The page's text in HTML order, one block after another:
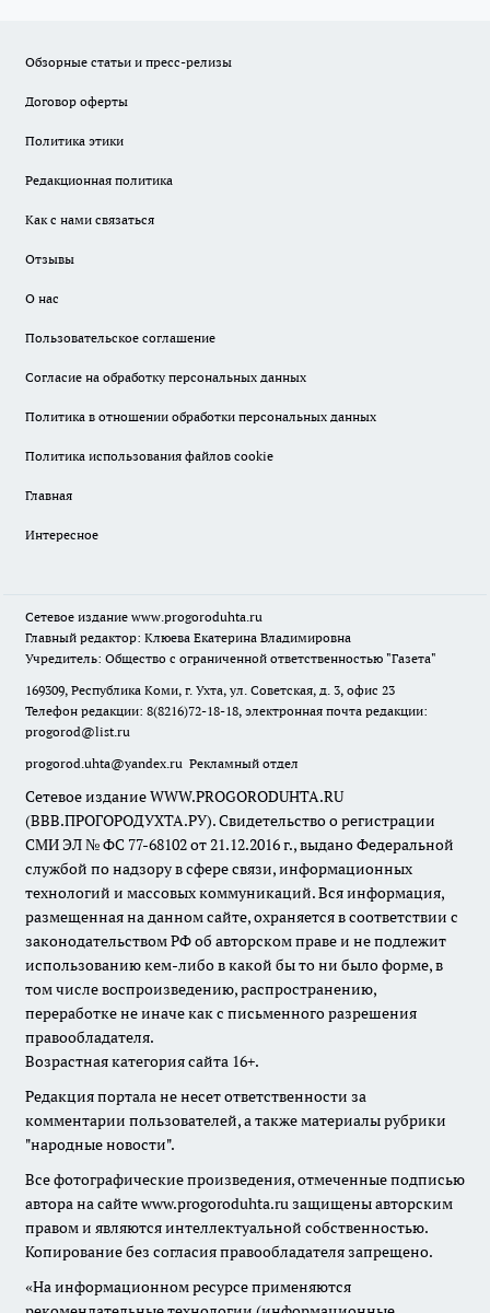
Обзорные статьи и пресс-релизы
Договор оферты
Политика этики
Редакционная политика
Как с нами связаться
Отзывы
О нас
Пользовательское соглашение
Согласие на обработку персональных данных
Политика в отношении обработки персональных данных
Политика использования файлов cookie
Главная
Интересное
Сетевое издание www.progoroduhta.ru
Главный редактор: Клюева Екатерина Владимировна
Учредитель: Общество с ограниченной ответственностью "Газета"
169309, Республика Коми, г. Ухта, ул. Советская, д. 3, офис 23
Телефон редакции: 8(8216)72-18-18, электронная почта редакции:
progorod@list.ru
progorod.uhta@yandex.ru Рекламный отдел
Сетевое издание WWW.PROGORODUHTA.RU
(ВВВ.ПРОГОРОДУХТА.РУ). Свидетельство о регистрации
СМИ ЭЛ № ФС 77-68102 от 21.12.2016 г., выдано Федеральной
службой по надзору в сфере связи, информационных
технологий и массовых коммуникаций. Вся информация,
размещенная на данном сайте, охраняется в соответствии с
законодательством РФ об авторском праве и не подлежит
использованию кем-либо в какой бы то ни было форме, в
том числе воспроизведению, распространению,
переработке не иначе как с письменного разрешения
правообладателя.
Возрастная категория сайта 16+.
Редакция портала не несет ответственности за
комментарии пользователей, а также материалы рубрики
"народные новости".
Все фотографические произведения, отмеченные подписью
автора на сайте www.progoroduhta.ru защищены авторским
правом и являются интеллектуальной собственностью.
Копирование без согласия правообладателя запрещено.
«На информационном ресурсе применяются